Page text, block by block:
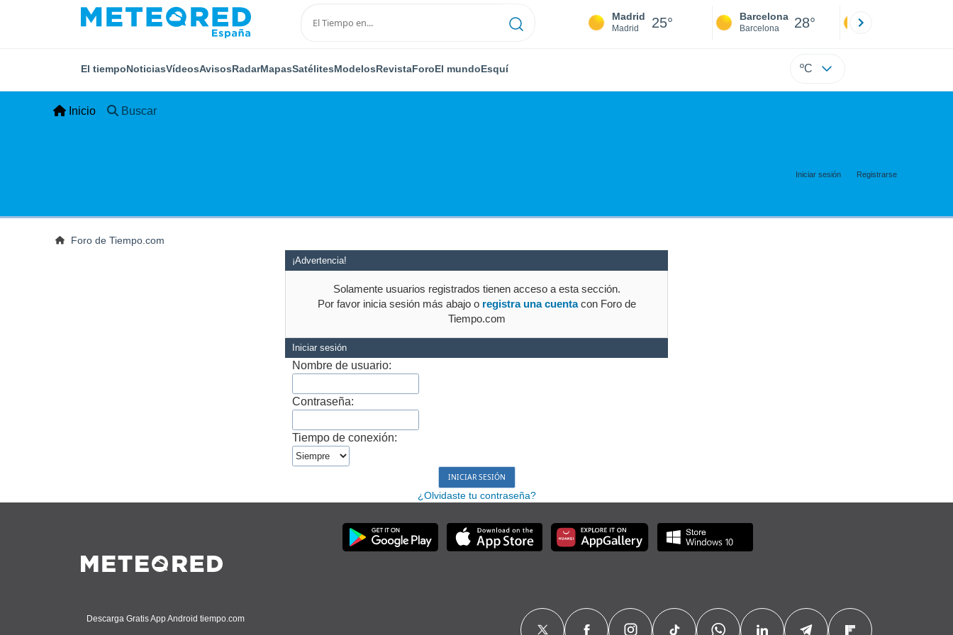
Madrid
Madrid 25° Barcelona
Barcelona 28°
El tiempoNoticiasVídeosAvisosRadarMapasSatélitesModelosRevistaForoEl mundoEsquí ºC
Inicio Buscar
Iniciar sesión Registrarse
Foro de Tiempo.com
¡Advertencia!
Solamente usuarios registrados tienen acceso a esta sección.
Por favor inicia sesión más abajo o registra una cuentacon Foro de
Tiempo.com
Iniciar sesión
Nombre de usuario:
Contraseña:
Tiempo de conexión:
¿Olvidaste tu contraseña?
Descarga Gratis App Android tiempo.com